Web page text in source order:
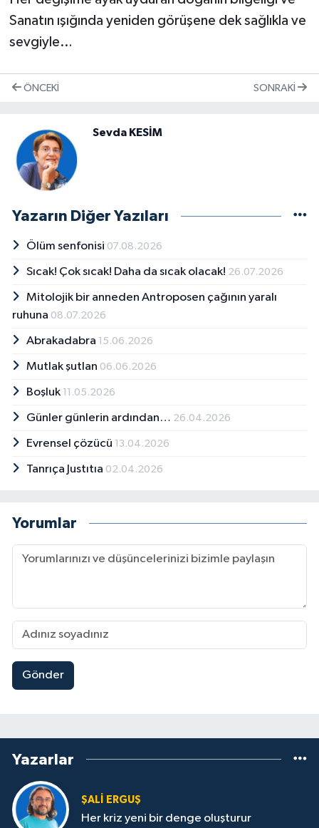
Sanatın ışığında yeniden görüşene dek sağlıkla ve
sevgiyle…
ÖNCEKI SONRAKI
Sevda KESİM
Yazarın Diğer Yazıları
Ölüm senfonisi 07.08.2026
Sıcak! Çok sıcak! Daha da sıcak olacak! 26.07.2026
Mitolojik bir anneden Antroposen çağının yaralı
ruhuna 08.07.2026
Abrakadabra 15.06.2026
Mutlak şutlan 06.06.2026
Boşluk 11.05.2026
Günler günlerin ardından… 26.04.2026
Evrensel çözücü 13.04.2026
Tanrıça Justıtıa 02.04.2026
Yorumlar
Gönder
Yazarlar
ŞALI ERGUŞ
Her kriz yeni bir denge oluşturur